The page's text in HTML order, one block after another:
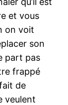
et vous
on voit
son
part pas
frappé
de
veulent